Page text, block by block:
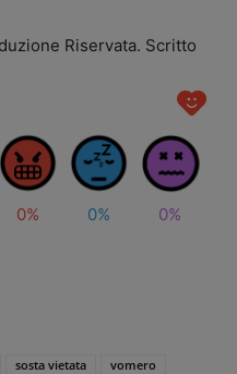
Riservata. Scritto
0% 0% 0%
sosta vietata vomero